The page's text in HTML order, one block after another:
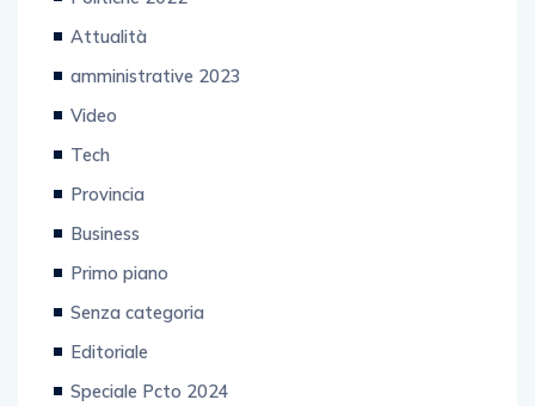
Attualità
amministrative 2023
Video
Tech
Provincia
Business
Primo piano
Senza categoria
Editoriale
Speciale Pcto 2024